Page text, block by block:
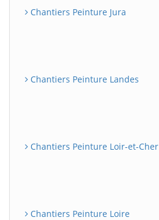
Chantiers Peinture Jura
Chantiers Peinture Landes
Chantiers Peinture Loir-et-Cher
Chantiers Peinture Loire